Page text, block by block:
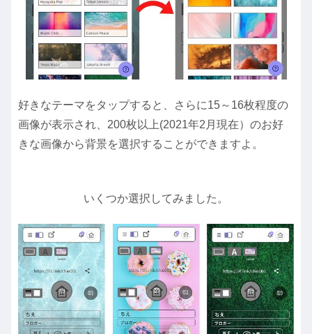
好きなテーマをタップすると、さらに15～16枚程度の
画像が表示され、200枚以上(2021年2月現在）のお好
きな画像から背景を選択することができますよ。
いくつか選択してみました。